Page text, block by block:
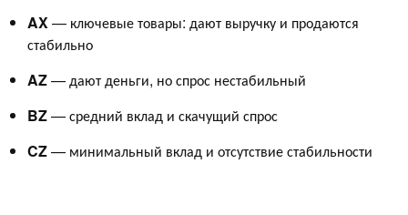
AX— ключевые товары: дают выручку и продаются
стабильно
AZ— дают деньги, но спрос нестабильный
BZ— средний вклад и скачущий спрос
CZ— минимальный вклад и отсутствие стабильности